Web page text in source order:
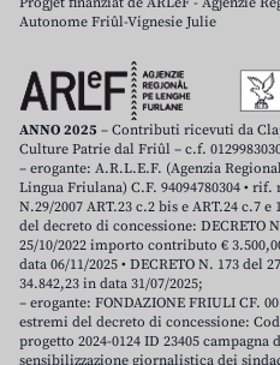
Autonome Friûl-Vignesie Julie
ANNO 2025 – Contributi ricevuti da
Culture Patrie dal Friûl – c.f.
– erogante: A.R.L.E.F. (Agenzia
Lingua Friulana) C.F. 94094780304 •
N.29/2007 ART.23 c.2 bis e ART.24 c.7 e
del decreto di concessione: DECRETO
25/10/2022 importo contributo €
data 06/11/2025 • DECRETO N. 173 del
34.842,23 in data 31/07/2025;
– erogante: FONDAZIONE FRIULI CF.
estremi del decreto di concessione:
progetto 2024-0124 ID 23405 campagna
sensibilizzazione giornalistica dei